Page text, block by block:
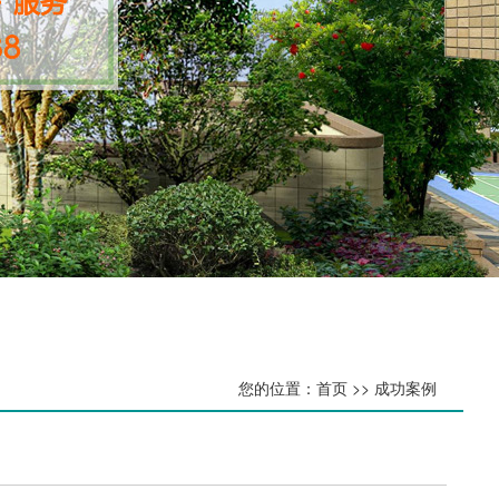
您的位置：首页 >> 成功案例